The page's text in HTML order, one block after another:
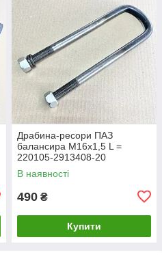
Драбина-ресори ПАЗ
балансира М16х1,5 L =
220105-2913408-20
В наявності
490 ₴
Купити